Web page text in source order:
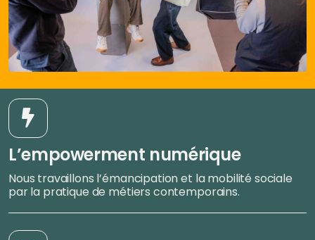
L’empowerment numérique
Nous travaillons l’émancipation et la mobilité sociale
par la pratique de métiers contemporains.